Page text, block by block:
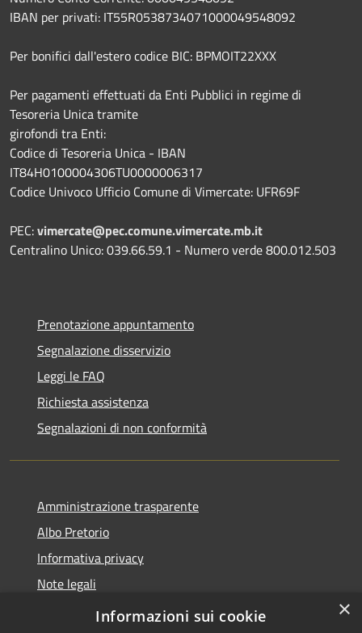
IBAN per privati: IT55R0538734071000049548092
Per bonifici dall'estero codice BIC: BPMOIT22XXX
Per pagamenti effettuati da Enti Pubblici in regime di
Tesoreria Unica tramite
girofondi tra Enti:
Codice di Tesoreria Unica - IBAN
IT84H0100004306TU0000006317
Codice Univoco Ufficio Comune di Vimercate: UFR69F
PEC:vimercate@pec.comune.vimercate.mb.it
Centralino Unico: 039.66.59.1 - Numero verde 800.012.503
Prenotazione appuntamento
Segnalazione disservizio
Leggi le FAQ
Richiesta assistenza
Segnalazioni di non conformità
Amministrazione trasparente
Albo Pretorio
Informativa privacy
Note legali
Dichiarazione di accessibilità
×
Informazioni sui cookie